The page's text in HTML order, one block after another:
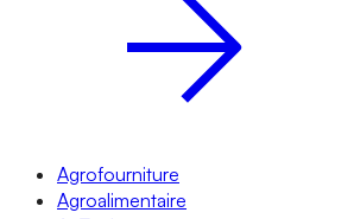
Agrofourniture
Agroalimentaire